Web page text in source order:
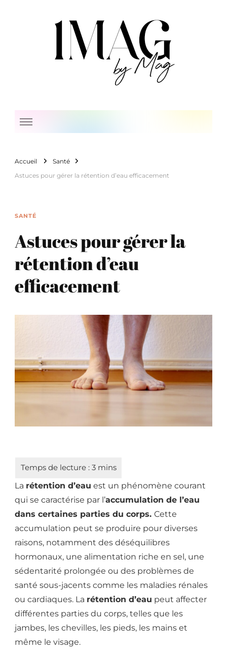
Accueil
Santé
Astuces pour gérer la rétention d’eau efficacement
SANTÉ
Astuces pour gérer la
rétention d’eau
efficacement
La rétention d’eau est un phénomène courant
qui se caractérise par l’accumulation de l’eau
dans certaines parties du corps. Cette
accumulation peut se produire pour diverses
raisons, notamment des déséquilibres
hormonaux, une alimentation riche en sel, une
sédentarité prolongée ou des problèmes de
santé sous-jacents comme les maladies rénales
ou cardiaques. La rétention d’eau peut affecter
différentes parties du corps, telles que les
jambes, les chevilles, les pieds, les mains et
même le visage.